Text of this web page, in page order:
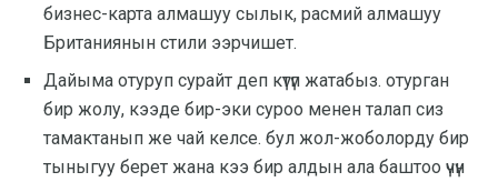
бизнес-карта алмашуу сылык, расмий алмашуу
Британиянын стили ээрчишет.
Дайыма отуруп сурайт деп күтүп жатабыз. отурган
бир жолу, кээде бир-эки суроо менен талап сиз
тамактанып же чай келсе. бул жол-жоболорду бир
тыныгуу берет жана кээ бир алдын ала баштоо үчүн